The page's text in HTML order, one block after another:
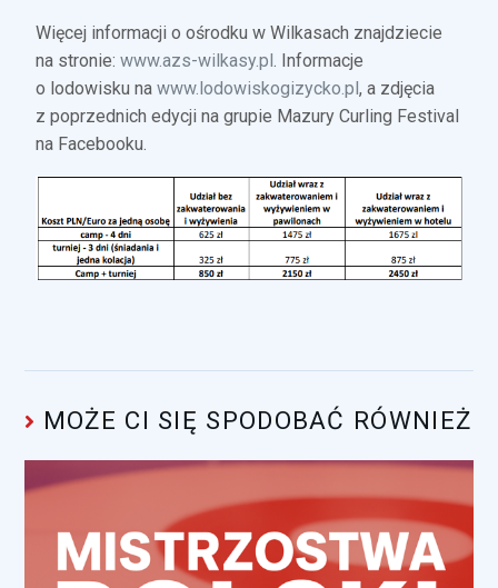
Więcej informacji o ośrodku w Wilkasach znajdziecie
na stronie:www.azs-wilkasy.pl. Informacje
o lodowisku nawww.lodowiskogizycko.pl, a zdjęcia
z poprzednich edycji na grupie Mazury Curling Festival
na Facebooku.
MOŻE CI SIĘ SPODOBAĆ RÓWNIEŻ